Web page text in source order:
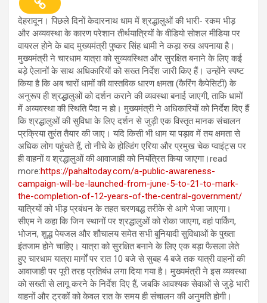
देहरादून। पिछले दिनों केदारनाथ धाम में श्रद्धालुओं की भारी- रकम भीड़
और अव्यवस्था के कारण परेशान तीर्थयात्रियों के वीडियो सोशल मीडिया पर
वायरल होने के बाद मुख्यमंत्री पुष्कर सिंह धामी ने कड़ा रुख अपनाया है।
मुख्यमंत्री ने चारधाम यात्रा को सुव्यवस्थित और सुरक्षित बनाने के लिए कई
बड़े ऐलानों के साथ अधिकारियों को सख्त निर्देश जारी किए हैं। उन्होंने स्पष्ट
किया है कि अब चारों धामों की वास्तविक धारण क्षमता (कैरिंग कैपेसिटी) के
अनुरूप ही श्रद्धालुओं को दर्शन कराने की व्यवस्था बनाई जाएगी, ताकि धामों
में अव्यवस्था की स्थिति पैदा न हो। मुख्यमंत्री ने अधिकारियों को निर्देश दिए हैं
कि श्रद्धालुओं की सुविधा के लिए दर्शन से जुड़ी एक विस्तृत मानक संचालन
प्रक्रिया तुरंत तैयार की जाए। यदि किसी भी धाम या पड़ाव में तय क्षमता से
अधिक लोग पहुंचते हैं, तो नीचे के होल्डिंग एरिया और प्रमुख चेक प्वाइंट्स पर
ही वाहनों व श्रद्धालुओं की आवाजाही को नियंत्रित किया जाएगा।read
more:https://pahaltoday.com/a-public-awareness-
campaign-will-be-launched-from-june-5-to-21-to-mark-
the-completion-of-12-years-of-the-central-government/
यात्रियों को भीड़ प्रबंधन के तहत चरणबद्ध तरीके से आगे भेजा जाएगा।
सीएम ने कहा कि जिन स्थानों पर श्रद्धालुओं को रोका जाएगा, वहां पार्किंग,
भोजन, शुद्ध पेयजल और शौचालय समेत सभी बुनियादी सुविधाओं के पुख्ता
इंतजाम होने चाहिए। यात्रा को सुरक्षित बनाने के लिए एक बड़ा फैसला लेते
हुए चारधाम यात्रा मार्गों पर रात 10 बजे से सुबह 4 बजे तक यात्री वाहनों की
आवाजाही पर पूरी तरह प्रतिबंध लगा दिया गया है। मुख्यमंत्री ने इस व्यवस्था
को सख्ती से लागू करने के निर्देश दिए हैं, जबकि आवश्यक सेवाओं से जुड़े भारी
वाहनों और ट्रकों को केवल रात के समय ही संचालन की अनुमति होगी।